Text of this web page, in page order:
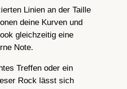
Linien an der Taille
deine Kurven und
gleichzeitig eine
Note.
Treffen oder ein
Rock lässt sich